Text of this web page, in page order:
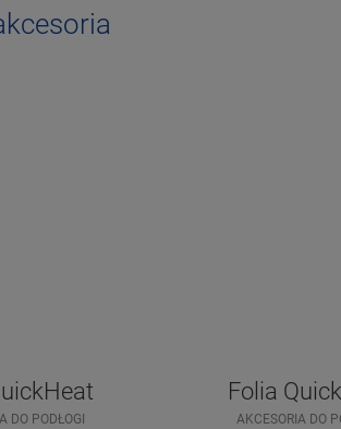
DO PODŁOGI
Folia
AKCESORIA DO